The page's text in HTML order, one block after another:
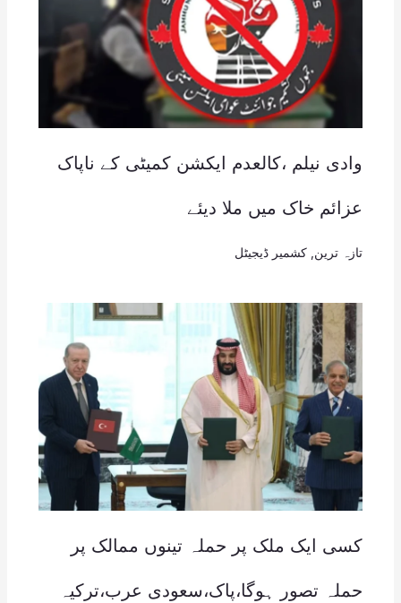
وادی نیلم ،کالعدم ایکشن کمیٹی کے ناپاک
عزائم خاک میں ملا دیئے
تازہ ترین کشمیر ڈیجیٹل
کسی ایک ملک پر حملہ تینوں ممالک پر
حملہ تصور ہوگا،پاک،سعودی عرب،ترکیہ